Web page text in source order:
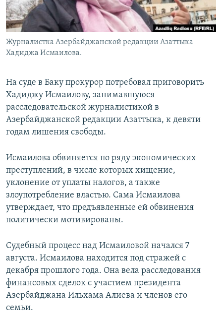
Журналистка Азербайджанской редакции Азаттыка
Хадиджа Исмаилова.
На суде в Баку прокурор потребовал приговорить
Хадиджу Исмаилову, занимавшуюся
расследовательской журналистикой в
Азербайджанской редакции Азаттыка, к девяти
годам лишения свободы.
Исмаилова обвиняется по ряду экономических
преступлений, в числе которых хищение,
уклонение от уплаты налогов, а также
злоупотребление властью. Сама Исмаилова
утверждает, что предъявленные ей обвинения
политически мотивированы.
Судебный процесс над Исмаиловой начался 7
августа. Исмаилова находится под стражей с
декабря прошлого года. Она вела расследования
финансовых сделок с участием президента
Азербайджана Ильхама Алиева и членов его
семьи.